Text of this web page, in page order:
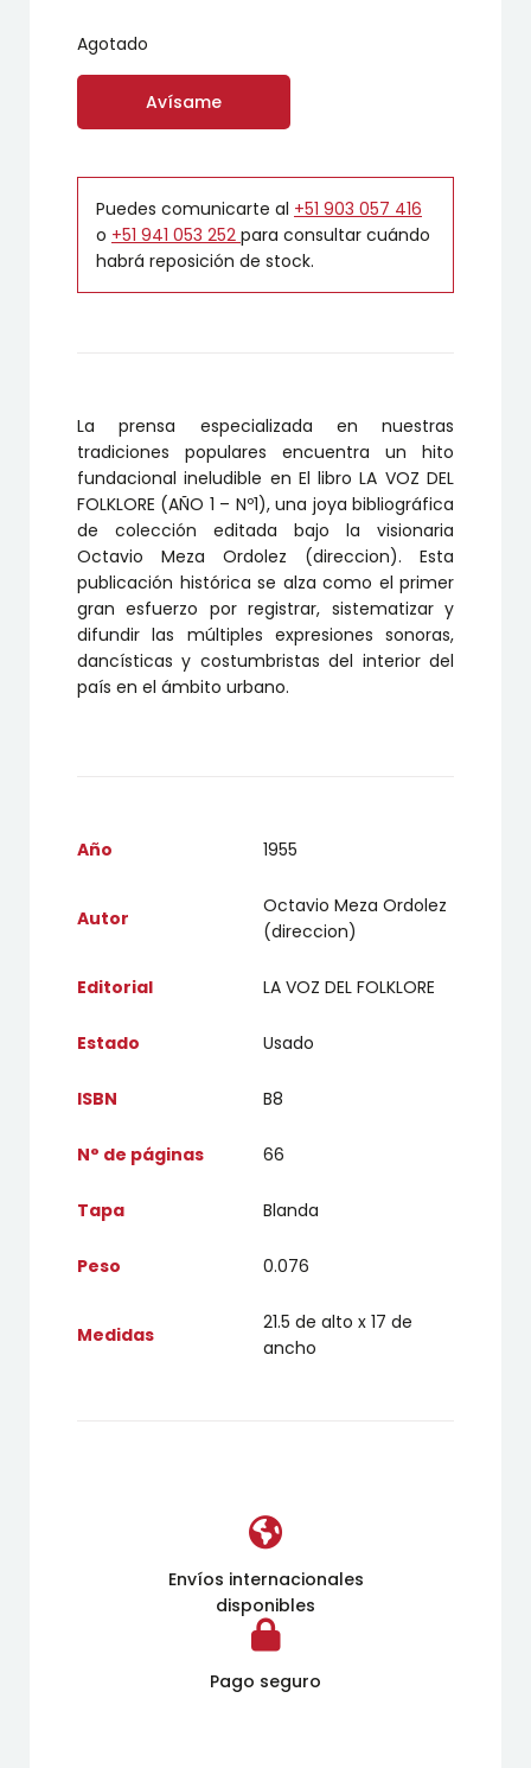
Agotado
Avísame
Puedes comunicarte al +51 903 057 416
o +51 941 053 252 para consultar cuándo
habrá reposición de stock.
La prensa especializada en nuestras
tradiciones populares encuentra un hito
fundacional ineludible en El libro LA VOZ DEL
FOLKLORE (AÑO 1 – Nº1), una joya bibliográfica
de colección editada bajo la visionaria
Octavio Meza Ordolez (direccion). Esta
publicación histórica se alza como el primer
gran esfuerzo por registrar, sistematizar y
difundir las múltiples expresiones sonoras,
dancísticas y costumbristas del interior del
país en el ámbito urbano.
Año 1955
Autor
Octavio Meza Ordolez
(direccion)
Editorial LA VOZ DEL FOLKLORE
Estado Usado
ISBN B8
N° de páginas 66
Tapa Blanda
Peso 0.076
Medidas
21.5 de alto x 17 de
ancho
Envíos internacionales
disponibles
Pago seguro